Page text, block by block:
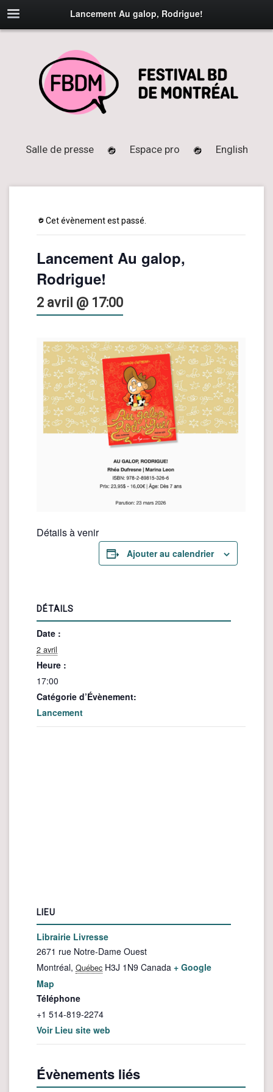
Lancement Au galop, Rodrigue!
Salle de presse Espace pro English
Cet évènement est passé.
Lancement Au galop,
Rodrigue!
2 avril @ 17:00
Détails à venir
Ajouter au calendrier
DÉTAILS
Date :
2 avril
Heure :
17:00
Catégorie d’Évènement:
Lancement
LIEU
Librairie Livresse
2671 rue Notre-Dame Ouest
Montréal, Québec H3J 1N9 Canada + Google
Map
Téléphone
+1 514-819-2274
Voir Lieu site web
Évènements liés